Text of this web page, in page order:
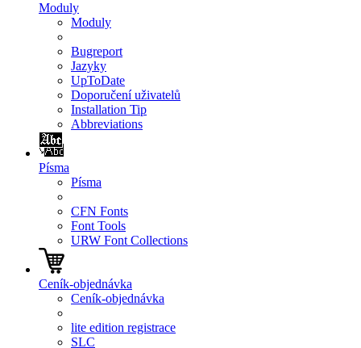
Moduly
Moduly
Bugreport
Jazyky
UpToDate
Doporučení uživatelů
Installation Tip
Abbreviations
Písma
Písma
CFN Fonts
Font Tools
URW Font Collections
Ceník-objednávka
Ceník-objednávka
lite edition registrace
SLC